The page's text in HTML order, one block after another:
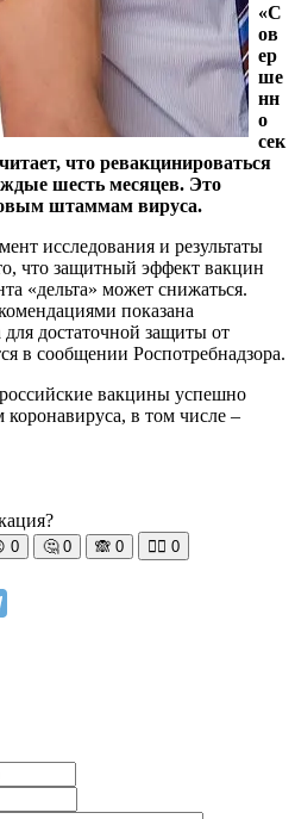
«С
ов
ер
ше
нн
о
сек
что ревакцинироваться
шесть месяцев. Это
штаммам вируса.
исследования и результаты
что защитный эффект вакцин
«дельта» может снижаться.
показана
достаточной защиты от
в сообщении Роспотребнадзора.
вакцины успешно
в том числе –
0 🤔 0 🙈 0 🧘‍♀️ 0